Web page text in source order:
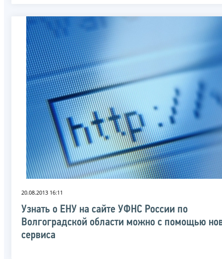
20.08.2013 16:11
Узнать о ЕНУ на сайте УФНС России по
Волгоградской области можно с помощью
сервиса